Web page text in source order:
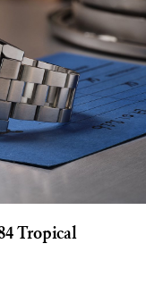
Tropical